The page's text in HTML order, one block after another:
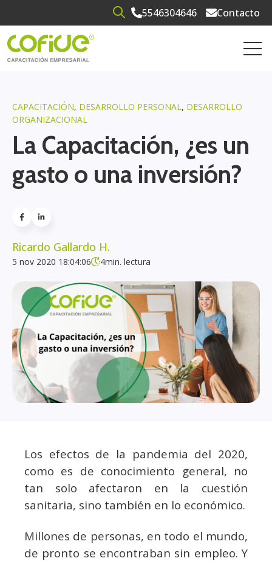
Open search5546304646 Contacto
CAPACITACIÓN, DESARROLLO PERSONAL, DESARROLLO
ORGANIZACIONAL
La Capacitación, ¿es un
gasto o una inversión?
Ricardo Gallardo H.
5 nov 2020 18:04:06 4min. lectura
Los efectos de la pandemia del 2020,
como es de conocimiento general, no
tan solo afectaron en la cuestión
sanitaria, sino también en lo económico.
Millones de personas, en todo el mundo,
de pronto se encontraban sin empleo. Y